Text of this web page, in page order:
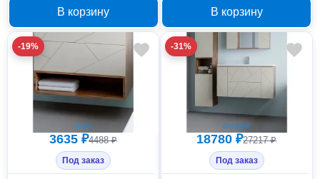
В корзину В корзину
-19%
3635 ₽4488 ₽
Под заказ
-31%
18780 ₽27217 ₽
Под заказ